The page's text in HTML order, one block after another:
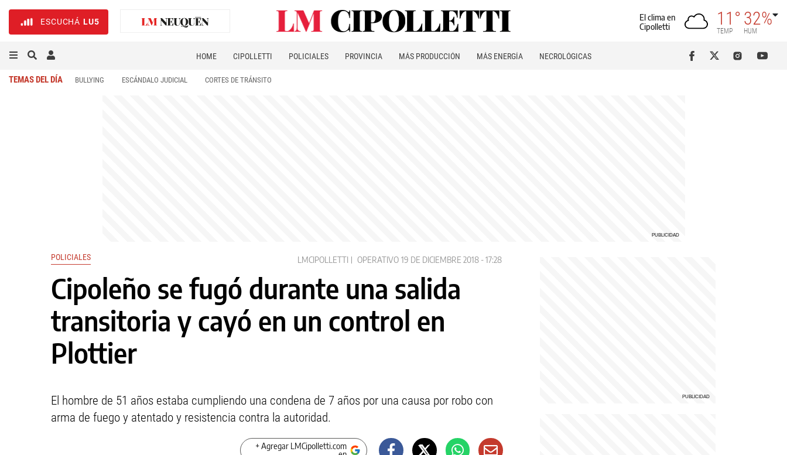
ESCUCHÁ LU5
El clima en
Cipolletti
11°
TEMP
32%
HUM
HOME CIPOLLETTI POLICIALES PROVINCIA MÁS PRODUCCIÓN MÁS ENERGÍA NECROLÓGICAS
TEMAS DEL DÍA BULLYING ESCÁNDALO JUDICIAL CORTES DE TRÁNSITO
POLICIALES LMCIPOLLETTI OPERATIVO 19 DE DICIEMBRE 2018 - 17:28
Cipoleño se fugó durante una salida
transitoria y cayó en un control en
Plottier
El hombre de 51 años estaba cumpliendo una condena de 7 años por una causa por robo con
arma de fuego y atentado y resistencia contra la autoridad.
+ Agregar LMCipolletti.com